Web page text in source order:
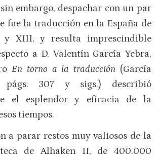
embargo, despachar con un par
fue la traducción en la España de
XIII, y resulta imprescindible
a D. Valentín García Yebra,
En torno a la traducción (García
págs. 307 y sigs.) describió
el esplendor y eficacia de la
tiempos.
a parar restos muy valiosos de la
de Alhaken II, de 400.000